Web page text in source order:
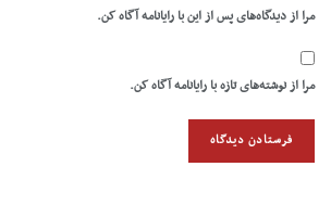
مرا از دیدگاه‌های پس از این با رایانامه آگاه کن.
مرا از نوشته‌های تازه با رایانامه آگاه کن.